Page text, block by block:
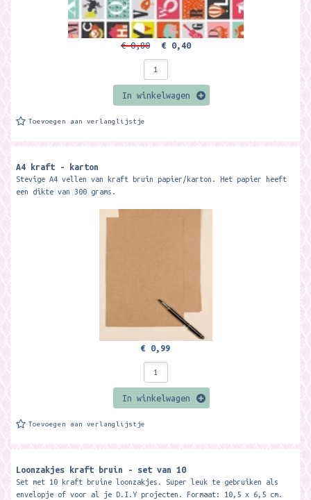
€ 0,80 € 0,40
In winkelwagen
Toevoegen aan verlanglijstje
A4 kraft - karton
Stevige A4 vellen van kraft bruin papier/karton. Het papier heeft
een dikte van 300 grams.
€ 0,99
In winkelwagen
Toevoegen aan verlanglijstje
Loonzakjes kraft bruin - set van 10
Set met 10 kraft bruine loonzakjes. Super leuk te gebruiken als
envelopje of voor al je D.I.Y projecten. Formaat: 10,5 x 6,5 cm.